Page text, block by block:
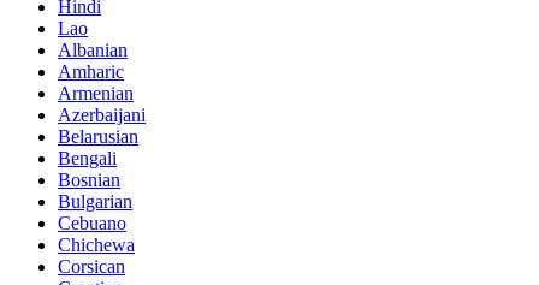
Hindi
Lao
Albanian
Amharic
Armenian
Azerbaijani
Belarusian
Bengali
Bosnian
Bulgarian
Cebuano
Chichewa
Corsican